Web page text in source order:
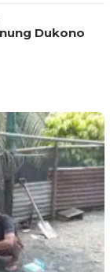
Dukono